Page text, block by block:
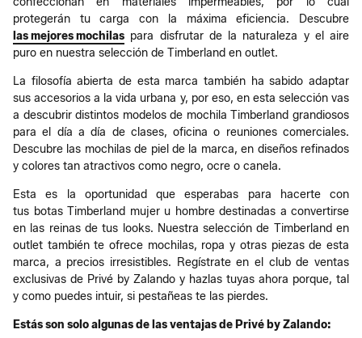
protegerán tu carga con la máxima eficiencia. Descubre
las mejores mochilas para disfrutar de la naturaleza y el aire
puro en nuestra selección de Timberland en outlet.
La filosofía abierta de esta marca también ha sabido adaptar
sus accesorios a la vida urbana y, por eso, en esta selección vas
a descubrir distintos modelos de mochila Timberland grandiosos
para el día a día de clases, oficina o reuniones comerciales.
Descubre las mochilas de piel de la marca, en diseños refinados
y colores tan atractivos como negro, ocre o canela.
Esta es la oportunidad que esperabas para hacerte con
tus botas Timberland mujer u hombre destinadas a convertirse
en las reinas de tus looks. Nuestra selección de Timberland en
outlet también te ofrece mochilas, ropa y otras piezas de esta
marca, a precios irresistibles. Regístrate en el club de ventas
exclusivas de Privé by Zalando y hazlas tuyas ahora porque, tal
y como puedes intuir, si pestañeas te las pierdes.
Estás son solo algunas de las ventajas de Privé by Zalando: